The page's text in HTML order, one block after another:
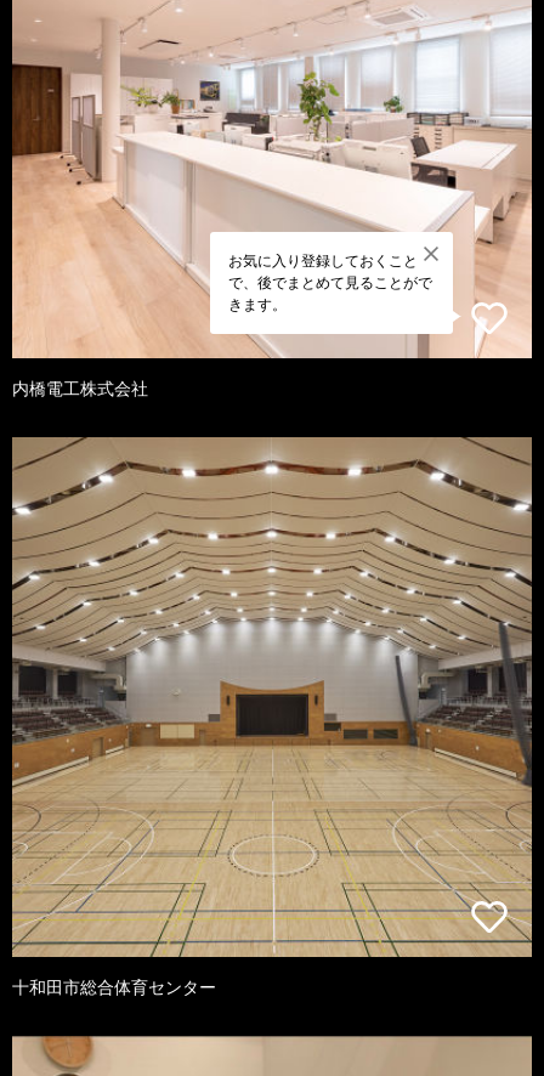
お気に入り登録しておくこと
で、後でまとめて見ることがで
きます。
内橋電工株式会社
十和田市総合体育センター